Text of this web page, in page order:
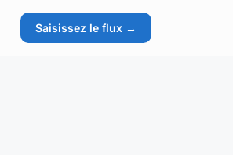
Saisissez le flux →